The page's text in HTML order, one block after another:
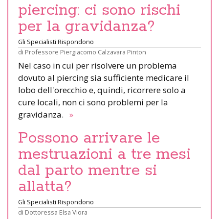
piercing: ci sono rischi
per la gravidanza?
Gli Specialisti Rispondono
di Professore Piergiacomo Calzavara Pinton
Nel caso in cui per risolvere un problema
dovuto al piercing sia sufficiente medicare il
lobo dell'orecchio e, quindi, ricorrere solo a
cure locali, non ci sono problemi per la
gravidanza. »
Possono arrivare le
mestruazioni a tre mesi
dal parto mentre si
allatta?
Gli Specialisti Rispondono
di Dottoressa Elsa Viora